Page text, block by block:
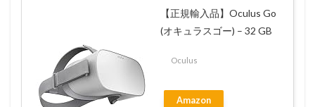
【正規輸入品】Oculus Go
(オキュラスゴー) – 32 GB
Oculus
Amazon